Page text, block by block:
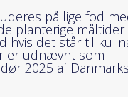
på lige fod
planterige måltider
hvis det står til
er udnævnt som
2025 af